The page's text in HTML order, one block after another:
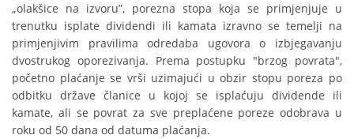
„olakšice na izvoru”, porezna stopa koja se primjenjuje u
trenutku isplate dividendi ili kamata izravno se temelji na
primjenjivim pravilima odredaba ugovora o izbjegavanju
dvostrukog oporezivanja. Prema postupku "brzog povrata",
početno plaćanje se vrši uzimajući u obzir stopu poreza po
odbitku države članice u kojoj se isplaćuju dividende ili
kamate, ali se povrat za sve preplaćene poreze odobrava u
roku od 50 dana od datuma plaćanja.